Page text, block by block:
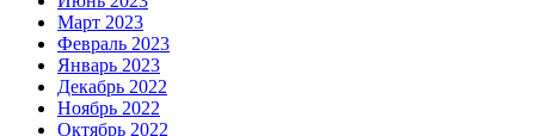
Март 2023
Февраль 2023
Январь 2023
Декабрь 2022
Ноябрь 2022
Октябрь 2022